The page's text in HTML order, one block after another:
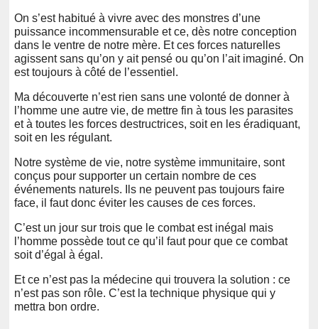
On s’est habitué à vivre avec des monstres d’une
puissance incommensurable et ce, dès notre conception
dans le ventre de notre mère. Et ces forces naturelles
agissent sans qu’on y ait pensé ou qu’on l’ait imaginé. On
est toujours à côté de l’essentiel.
Ma découverte n’est rien sans une volonté de donner à
l’homme une autre vie, de mettre fin à tous les parasites
et à toutes les forces destructrices, soit en les éradiquant,
soit en les régulant.
Notre système de vie, notre système immunitaire, sont
conçus pour supporter un certain nombre de ces
événements naturels. Ils ne peuvent pas toujours faire
face, il faut donc éviter les causes de ces forces.
C’est un jour sur trois que le combat est inégal mais
l’homme possède tout ce qu’il faut pour que ce combat
soit d’égal à égal.
Et ce n’est pas la médecine qui trouvera la solution : ce
n’est pas son rôle. C’est la technique physique qui y
mettra bon ordre.